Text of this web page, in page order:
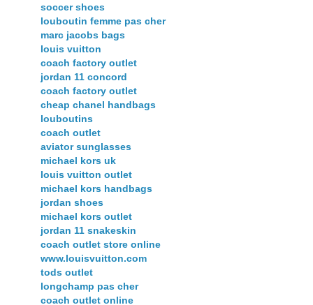
soccer shoes
louboutin femme pas cher
marc jacobs bags
louis vuitton
coach factory outlet
jordan 11 concord
coach factory outlet
cheap chanel handbags
louboutins
coach outlet
aviator sunglasses
michael kors uk
louis vuitton outlet
michael kors handbags
jordan shoes
michael kors outlet
jordan 11 snakeskin
coach outlet store online
www.louisvuitton.com
tods outlet
longchamp pas cher
coach outlet online